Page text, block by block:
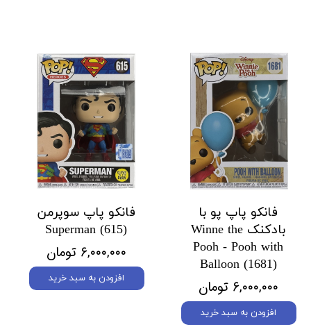
فانکو پاپ پو با
بادکنک Winne the
Pooh - Pooh with
Balloon (1681)
۶,۰۰۰,۰۰۰ تومان
افزودن به سبد خرید
فانکو پاپ سوپرمن
Superman (615)
۶,۰۰۰,۰۰۰ تومان
افزودن به سبد خرید